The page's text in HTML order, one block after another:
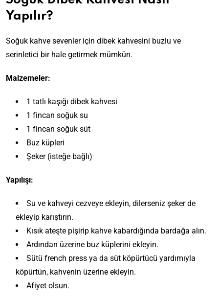
Yapılır?
Soğuk kahve sevenler için dibek kahvesini buzlu ve
serinletici bir hale getirmek mümkün.
Malzemeler:
1 tatlı kaşığı dibek kahvesi
1 fincan soğuk su
1 fincan soğuk süt
Buz küpleri
Şeker (isteğe bağlı)
Yapılışı:
Su ve kahveyi cezveye ekleyin, dilerseniz şeker de
ekleyip karıştırın.
Kısık ateşte pişirip kahve kabardığında bardağa alın.
Ardından üzerine buz küplerini ekleyin.
Sütü french press ya da süt köpürtücü yardımıyla
köpürtün, kahvenin üzerine ekleyin.
Afiyet olsun.